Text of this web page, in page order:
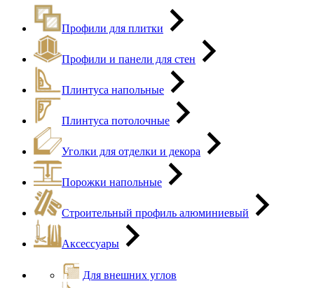
Профили для плитки
Профили и панели для стен
Плинтуса напольные
Плинтуса потолочные
Уголки для отделки и декора
Порожки напольные
Строительный профиль алюминиевый
Аксессуары
Для внешних углов